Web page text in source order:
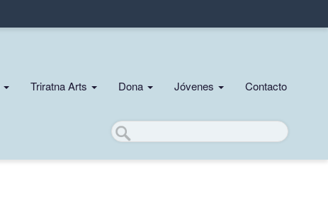
Triratna Arts Dona Jóvenes Contacto
Buscar